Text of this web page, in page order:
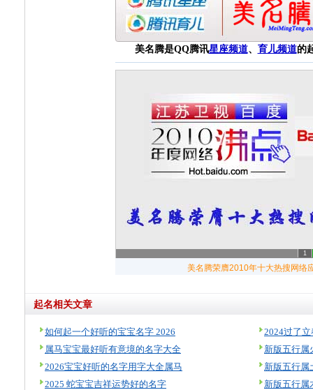
美名腾是QQ腾讯星座频道、 育儿频道的
1
起名相关文章
如何起一个好听的宝宝名字 2026
属马宝宝最好听有意境的名字大全
2026宝宝好听的名字用字大全属马
2025 蛇宝宝吉祥运势好的名字
新版五行属
新版五行属
新版五行属